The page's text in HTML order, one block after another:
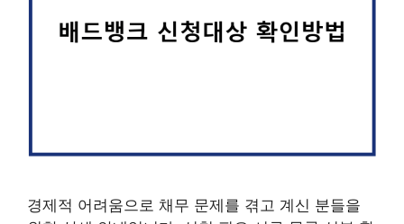
경제적 어려움으로 채무 문제를 겪고 계신 분들을